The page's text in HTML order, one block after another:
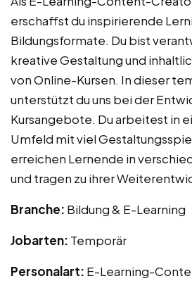
erschaffst du inspirierende
Bildungsformate. Du bist
kreative Gestaltung und
von Online-Kursen. In dieser
unterstützt du uns bei der
Kursangebote. Du arbeitest in
Umfeld mit viel
erreichen Lernende in
und tragen zu ihrer
Branche: Bildung & E-Learning
Jobarten: Temporär
Personalart: E-Learning-